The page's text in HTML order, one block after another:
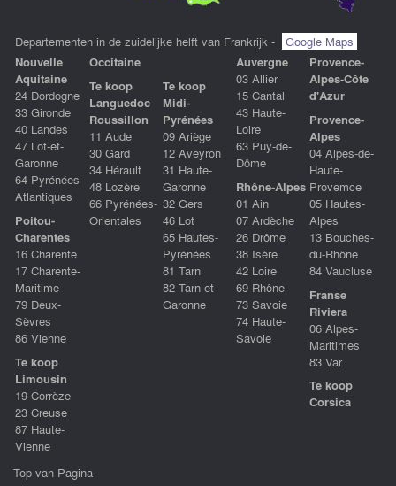
Departementen in de zuidelijke helft van Frankrijk -
Google Maps
Nouvelle
Aquitaine
24 Dordogne
33 Gironde
40 Landes
47 Lot-et-
Garonne
64 Pyrénées-
Atlantiques
Poitou-
Charentes
16 Charente
17 Charente-
Maritime
79 Deux-
Sèvres
86 Vienne
Te koop
Limousin
19 Corrèze
23 Creuse
87 Haute-
Vienne
Occitaine
Te koop
Languedoc
Roussillon
11 Aude
30 Gard
34 Hérault
48 Lozère
66 Pyrénées-
Orientales
Te koop
Midi-
Pyrénées
09 Ariège
12 Aveyron
31 Haute-
Garonne
32 Gers
46 Lot
65 Hautes-
Pyrénées
81 Tarn
82 Tarn-et-
Garonne
Auvergne
03 Allier
15 Cantal
43 Haute-
Loire
63 Puy-de-
Dôme
Rhône-Alpes
01 Ain
07 Ardèche
26 Drôme
38 Isère
42 Loire
69 Rhône
73 Savoie
74 Haute-
Savoie
Provence-
Alpes-Côte
d'Azur
Provence-
Alpes
04 Alpes-de-
Haute-
Provemce
05 Hautes-
Alpes
13 Bouches-
du-Rhône
84 Vaucluse
Franse
Riviera
06 Alpes-
Maritimes
83 Var
Te koop
Corsica
Top van Pagina